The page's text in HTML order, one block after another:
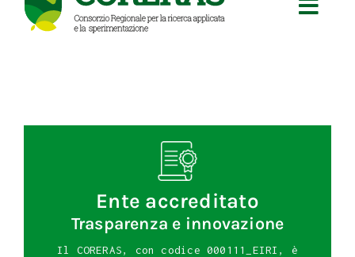
Ente accreditato
Trasparenza e innovazione
Il CORERAS, con codice 000111_EIRI, è